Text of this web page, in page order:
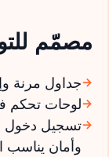
مصمّم
جداول مرنة
لوحات تحكم
وأمان يناسب